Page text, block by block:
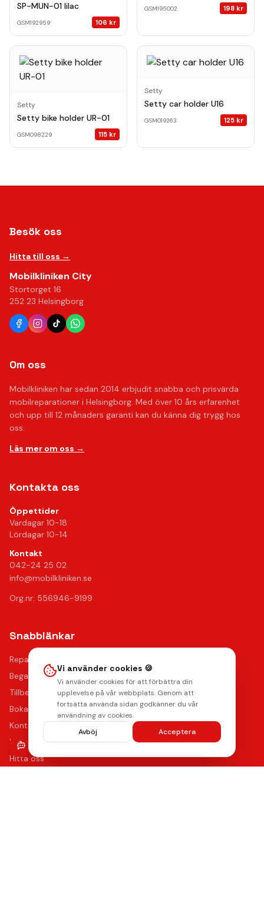
SP-MUN-01 lilac
GSM192959 106 kr
GSM195002 198 kr
Setty
Setty bike holder UR-01
GSM098229 115 kr
Setty
Setty car holder U16
GSM019263 125 kr
Besök oss
Hitta till oss →
Mobilkliniken City
Stortorget 16
252 23 Helsingborg
Om oss
Mobilkliniken har sedan 2014 erbjudit snabba och prisvärda
mobilreparationer i Helsingborg. Med över 10 års erfarenhet
och upp till 12 månaders garanti kan du känna dig trygg hos
oss.
Läs mer om oss →
Kontakta oss
Öppettider
Vardagar 10-18
Lördagar 10-14
Kontakt
042-24 25 02
info@mobilkliniken.se
Org.nr: 556946-9199
Snabblänkar
Reparationer
Begagnade mobiler
Tillbehör
Boka reparation
Kontakta oss
Vanliga frågor
Hitta oss
Vi använder cookies 🍪
Vi använder cookies för att förbättra din
upplevelse på vår webbplats. Genom att
fortsätta använda sidan godkänner du vår
användning av cookies.
Avböj
Acceptera